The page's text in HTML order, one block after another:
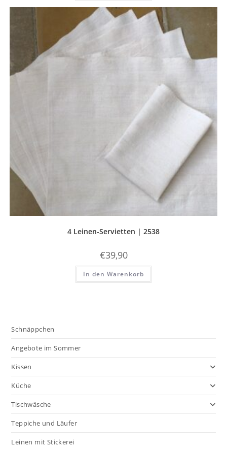
4 Leinen-Servietten | 2538
€39,90
In den Warenkorb
Schnäppchen
Angebote im Sommer
Kissen
Küche
Tischwäsche
Teppiche und Läufer
Leinen mit Stickerei